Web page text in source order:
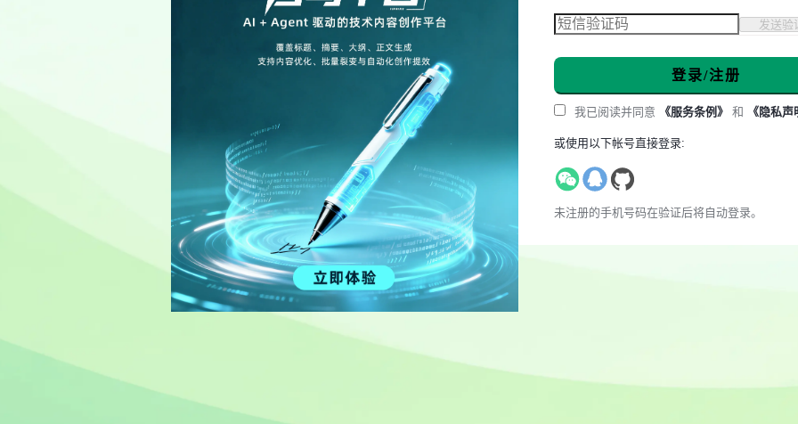
发送验
登录/注册
我已阅读并同意 《服务条例》 和 《隐私声
或使用以下帐号直接登录:
未注册的手机号码在验证后将自动登录。